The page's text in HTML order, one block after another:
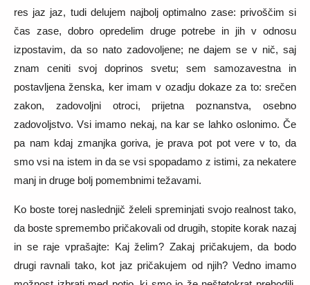
res jaz jaz, tudi delujem najbolj optimalno zase: privoščim si
čas zase, dobro opredelim druge potrebe in jih v odnosu
izpostavim, da so nato zadovoljene; ne dajem se v nič, saj
znam ceniti svoj doprinos svetu; sem samozavestna in
postavljena ženska, ker imam v ozadju dokaze za to: srečen
zakon, zadovoljni otroci, prijetna poznanstva, osebno
zadovoljstvo. Vsi imamo nekaj, na kar se lahko oslonimo. Če
pa nam kdaj zmanjka goriva, je prava pot pot vere v to, da
smo vsi na istem in da se vsi spopadamo z istimi, za nekatere
manj in druge bolj pomembnimi težavami.
Ko boste torej naslednjič želeli spreminjati svojo realnost tako,
da boste spremembo pričakovali od drugih, stopite korak nazaj
in se raje vprašajte: Kaj želim? Zakaj pričakujem, da bodo
drugi ravnali tako, kot jaz pričakujem od njih? Vedno imamo